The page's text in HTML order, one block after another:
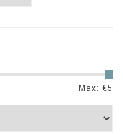
Max: €5